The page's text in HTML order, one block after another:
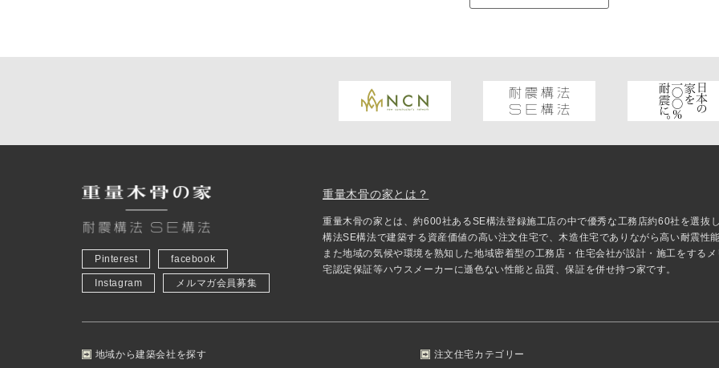
Pinterest facebook
Instagram メルマガ会員募集
重量木骨の家とは？
重量木骨の家とは、約600社あるSE構法登録施工店の中で優秀な工務店約60社を選抜
構法SE構法で建築する資産価値の高い注文住宅で、木造住宅でありながら高い耐震性
また地域の気候や環境を熟知した地域密着型の工務店・住宅会社が設計・施工をする
宅認定保証等ハウスメーカーに遜色ない性能と品質、保証を併せ持つ家です。
地域から建築会社を探す 注文住宅カテゴリー